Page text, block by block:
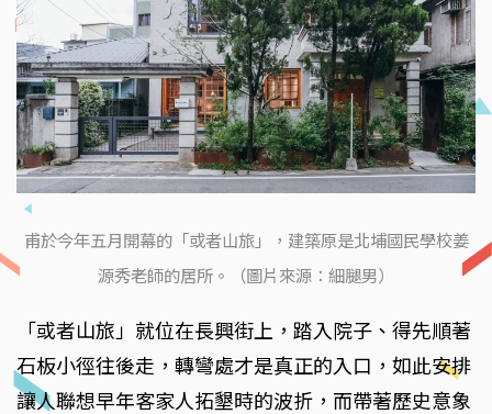
甫於今年五月開幕的「或者山旅」，建築原是北埔國民學校姜
源秀老師的居所。（圖片來源：細腿男）
「或者山旅」就位在長興街上，踏入院子、得先順著
石板小徑往後走，轉彎處才是真正的入口，如此安排
讓人聯想早年客家人拓墾時的波折，而帶著歷史意象